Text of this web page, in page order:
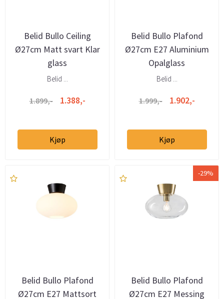
Belid Bullo Ceiling
Ø27cm Matt svart Klar
glass
Belid ...
1.899,- 1.388,-
Kjøp
Belid Bullo Plafond
Ø27cm E27 Aluminium
Opalglass
Belid ...
1.999,- 1.902,-
Kjøp
Belid Bullo Plafond
Ø27cm E27 Mattsort
-29%
Belid Bullo Plafond
Ø27cm E27 Messing